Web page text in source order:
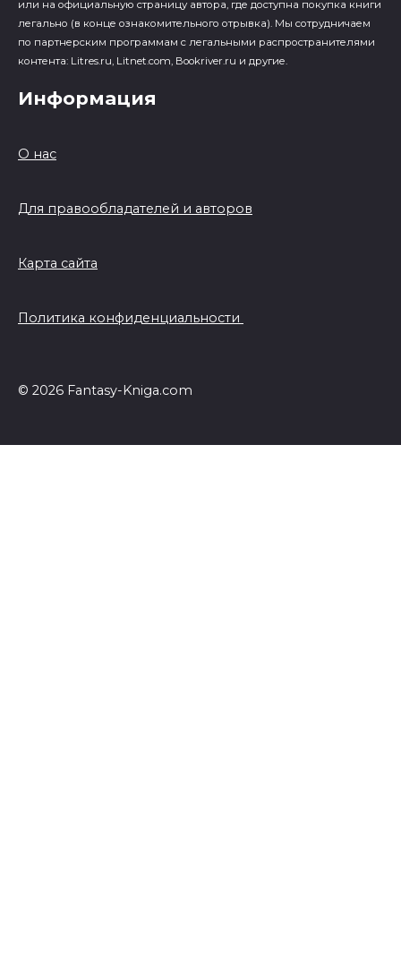
или на официальную страницу автора, где доступна покупка книги
легально (в конце ознакомительного отрывка). Мы сотрудничаем
по партнерским программам с легальными распространителями
контента: Litres.ru, Litnet.com, Bookriver.ru и другие.
Информация
О нас
Для правообладателей и авторов
Карта сайта
Политика конфиденциальности
© 2026 Fantasy-Kniga.com